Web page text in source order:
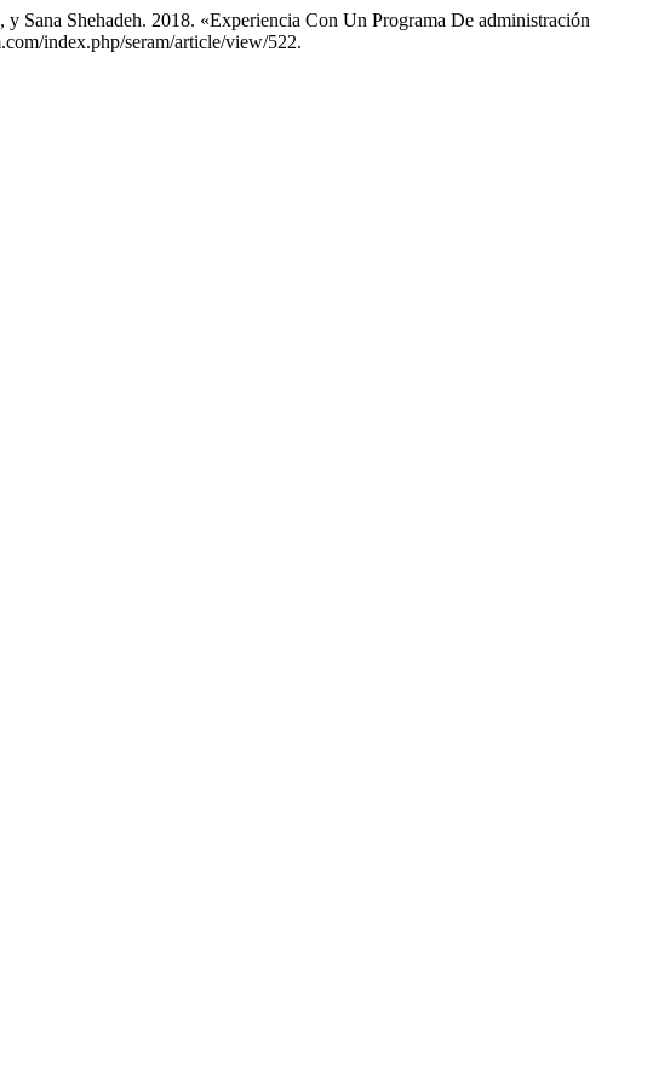
Sana Shehadeh. 2018. «Experiencia Con Un Programa De administración
index.php/seram/article/view/522.